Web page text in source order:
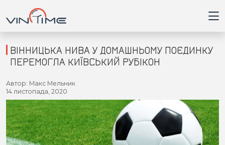
Головна
Війна
Новини
ВІННИЦЬКА НИВА У ДОМАШНЬОМУ ПОЄДИНКУ
ПЕРЕМОГЛА КИЇВСЬКИЙ РУБІКОН
Автор: Макс Мельник
14 листопада, 2020